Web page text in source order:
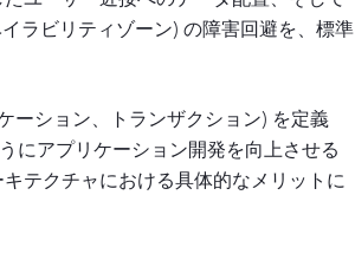
ラビリティゾーン) の障害回避を、標準
ーション、トランザクション) を定義
にアプリケーション開発を向上させる
テクチャにおける具体的なメリットに